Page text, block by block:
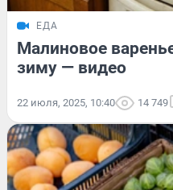
ЕДА
Малиновое
зиму — видео
22 июля, 2025, 10:40 14 749